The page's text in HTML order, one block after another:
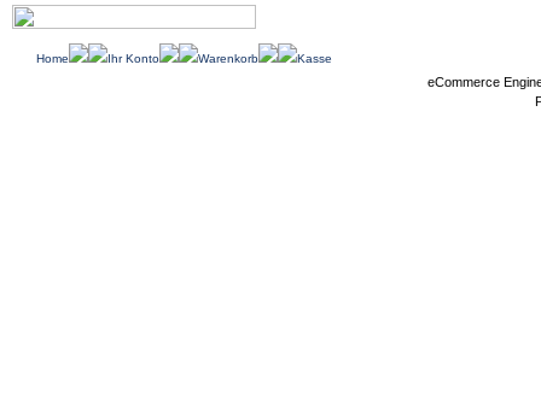
Home Ihr Konto Warenkorb Kasse
eCommerce